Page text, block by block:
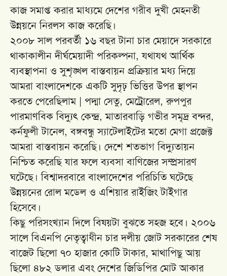
কাজ সমাপ্ত করার মাধ্যমে দেশের গরীব দুখী মেহনতী
উন্নয়নে নিরলস কাজ করেছি।
২০০৮ সাল পরবর্তী ১৬ বছর টানা চার মেয়াদে সরকারে
থাকাকালীন দীর্ঘমেয়াদী পরিকল্পনা, যথাযথ আর্থিক
ব্যবস্থাপনা ও সুশৃঙ্খল বাস্তবায়ন প্রক্রিয়ার মধ্য দিয়ে
আমরা বাংলাদেশকে একটি সুদৃঢ় ভিত্তির উপর স্থাপন
করতে পেরেছিলাম | পদ্মা সেতু, মেট্রোরেল, রুপপুর
পারমাণবিক বিদ্যুৎ কেন্দ্র, মাতারবাড়ি গভীর সমৃদ্র বন্দর,
কর্নফুলী টানেল, বঙ্গবন্ধু স্যাটেলাইটের মতো মেগা প্রজেক্ট
আমরা বাস্তবায়ন করেছি। দেশে শতভাগ বিদ্যুতায়ন
নিশ্চিত করেছি যার ফলে ব্যবসা বাণিজের সম্প্রসারণ
ঘটেছে। বিশ্বাদরবারে বাংলাদেশের পরিচিতি ঘটেছে
উন্নয়নের রোল মডেল ও এশিয়ার রাইজিং টাইগার
হিসেবে।
কিছু পরিসংখ্যান দিলে বিষয়টা বুঝতে সহজ হবে। ২০০৬
সালে বিএনপি নেতৃত্বাধীন চার দলীয় জোট সরকারের শেষ
বাজেট ছিলো ৭০ হাজার কোটি টাকার, মাথাপিছু আয়
ছিলো ৪৮২ ডলার এবং দেশের জিডিপির মোট আকার